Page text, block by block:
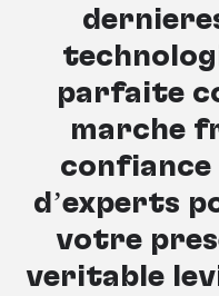
parfaite
marché
confiance
d’experts
votre
véritable